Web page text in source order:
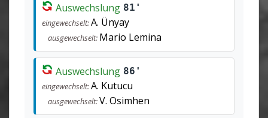
Auswechslung 81'
eingewechselt:A. Ünyay
ausgewechselt: Mario Lemina
Auswechslung 86'
eingewechselt:A. Kutucu
ausgewechselt:V. Osimhen